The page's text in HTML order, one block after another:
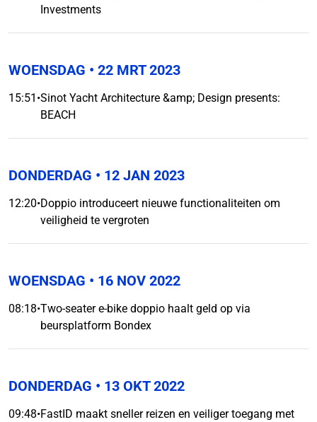
Investments
WOENSDAG • 22 MRT 2023
15:51 •Sinot Yacht Architecture &amp; Design presents:
BEACH
DONDERDAG • 12 JAN 2023
12:20•Doppio introduceert nieuwe functionaliteiten om
veiligheid te vergroten
WOENSDAG • 16 NOV 2022
08:18•Two-seater e-bike doppio haalt geld op via
beursplatform Bondex
DONDERDAG • 13 OKT 2022
09:48•FastID maakt sneller reizen en veiliger toegang met